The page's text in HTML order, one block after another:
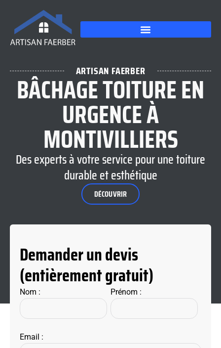
ARTISAN FAERBER
BÂCHAGE TOITURE EN
URGENCE À
MONTIVILLIERS
Des experts à votre service pour une toiture
durable et esthétique
DÉCOUVRIR
Demander un devis
(entièrement gratuit)
Nom : Prénom :
Email :